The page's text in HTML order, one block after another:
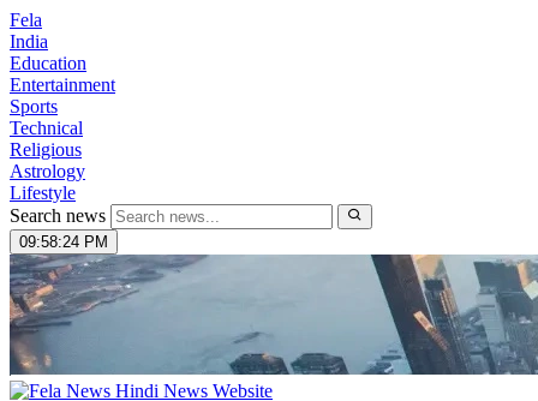
Fela
India
Education
Entertainment
Sports
Technical
Religious
Astrology
Lifestyle
Search news
09:58:25 PM